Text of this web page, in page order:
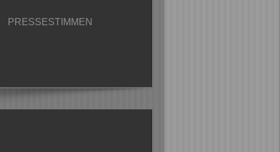
PRESSESTIMMEN